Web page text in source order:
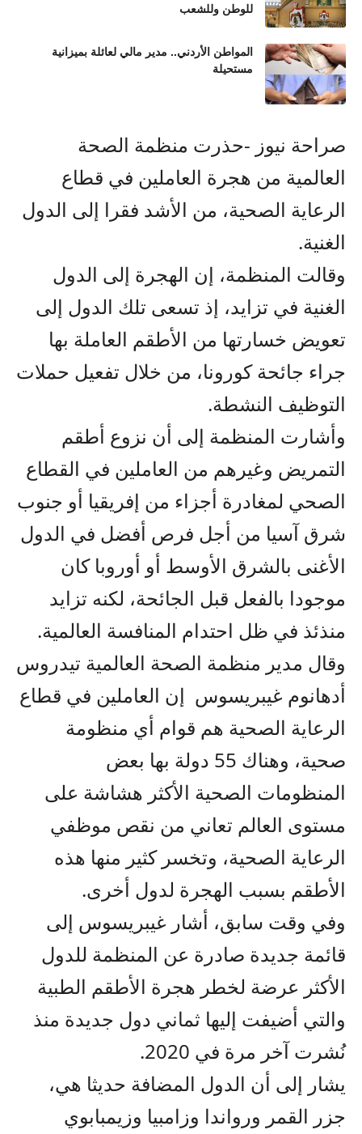
للوطن وللشعب
المواطن الأردني.. مدير مالي لعائلة بميزانية
مستحيلة
صراحة نيوز -حذرت منظمة الصحة
العالمية من هجرة العاملين في قطاع
الرعاية الصحية، من الأشد فقرا إلى الدول
الغنية.
وقالت المنظمة، إن الهجرة إلى الدول
الغنية في تزايد، إذ تسعى تلك الدول إلى
تعويض خسارتها من الأطقم العاملة بها
جراء جائحة كورونا، من خلال تفعيل حملات
التوظيف النشطة.
وأشارت المنظمة إلى أن نزوع أطقم
التمريض وغيرهم من العاملين في القطاع
الصحي لمغادرة أجزاء من إفريقيا أو جنوب
شرق آسيا من أجل فرص أفضل في الدول
الأغنى بالشرق الأوسط أو أوروبا كان
موجودا بالفعل قبل الجائحة، لكنه تزايد
منذئذ في ظل احتدام المنافسة العالمية.
وقال مدير منظمة الصحة العالمية تيدروس
أدهانوم غيبريسوس إن العاملين في قطاع
الرعاية الصحية هم قوام أي منظومة
صحية، وهناك 55 دولة بها بعض
المنظومات الصحية الأكثر هشاشة على
مستوى العالم تعاني من نقص موظفي
الرعاية الصحية، وتخسر كثير منها هذه
الأطقم بسبب الهجرة لدول أخرى.
وفي وقت سابق، أشار غيبريسوس إلى
قائمة جديدة صادرة عن المنظمة للدول
الأكثر عرضة لخطر هجرة الأطقم الطبية
والتي أضيفت إليها ثماني دول جديدة منذ
نُشرت آخر مرة في 2020.
يشار إلى أن الدول المضافة حديثا هي،
جزر القمر ورواندا وزامبيا وزيمبابوي